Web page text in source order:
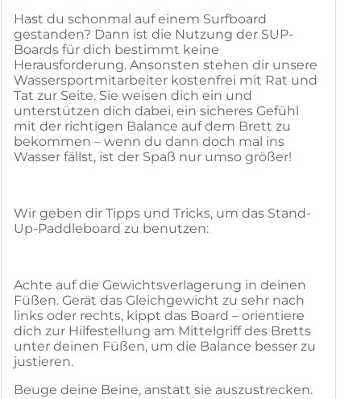
Hast du schonmal auf einem Surfboard
gestanden? Dann ist die Nutzung der SUP-
Boards für dich bestimmt keine
Herausforderung. Ansonsten stehen dir unsere
Wassersportmitarbeiter kostenfrei mit Rat und
Tat zur Seite. Sie weisen dich ein und
unterstützen dich dabei, ein sicheres Gefühl
mit der richtigen Balance auf dem Brett zu
bekommen – wenn du dann doch mal ins
Wasser fällst, ist der Spaß nur umso größer!
Wir geben dir Tipps und Tricks, um das Stand-
Up-Paddleboard zu benutzen:
Achte auf die Gewichtsverlagerung in deinen
Füßen. Gerät das Gleichgewicht zu sehr nach
links oder rechts, kippt das Board – orientiere
dich zur Hilfestellung am Mittelgriff des Bretts
unter deinen Füßen, um die Balance besser zu
justieren.
Beuge deine Beine, anstatt sie auszustrecken.